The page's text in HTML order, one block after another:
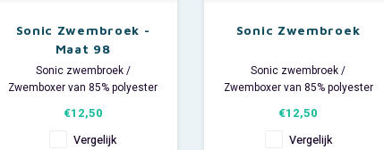
Sonic Zwembroek -
Maat 98
Sonic zwembroek /
Zwemboxer van 85% polyester
Maat 98.
€12,50
Vergelijk
Sonic Zwembroek
Sonic zwembroek /
Zwemboxer van 85% polyester
€12,50
Vergelijk